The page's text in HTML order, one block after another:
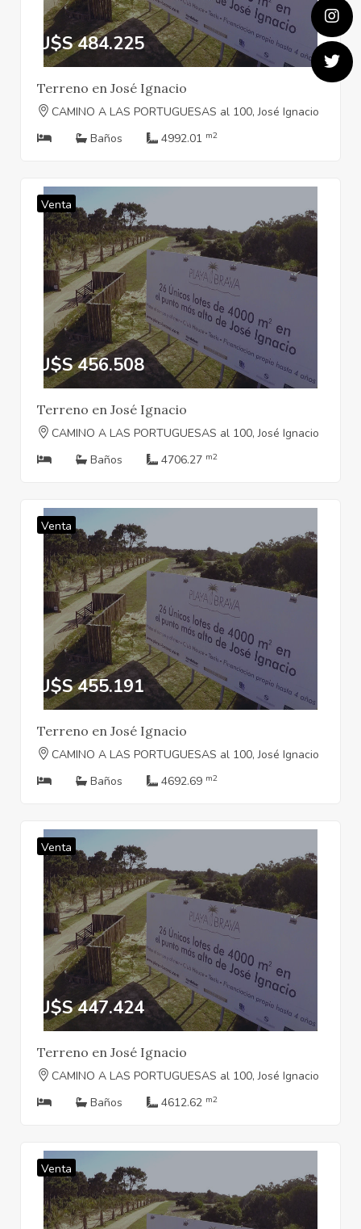
U$S 484.225
Terreno en José Ignacio
CAMINO A LAS PORTUGUESAS al 100, José Ignacio
Baños
4992.01 m2
Venta
U$S 456.508
Terreno en José Ignacio
CAMINO A LAS PORTUGUESAS al 100, José Ignacio
Baños
4706.27 m2
Venta
U$S 455.191
Terreno en José Ignacio
CAMINO A LAS PORTUGUESAS al 100, José Ignacio
Baños
4692.69 m2
Venta
U$S 447.424
Terreno en José Ignacio
CAMINO A LAS PORTUGUESAS al 100, José Ignacio
Baños
4612.62 m2
Venta